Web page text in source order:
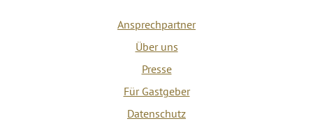
Ansprechpartner
Über uns
Presse
Für Gastgeber
Datenschutz